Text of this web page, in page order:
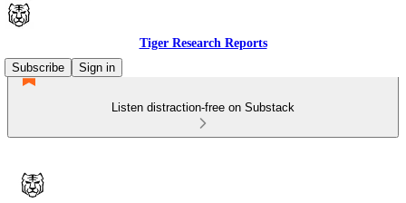
Tiger Research Reports
Subscribe
Sign in
Listen distraction-free on Substack